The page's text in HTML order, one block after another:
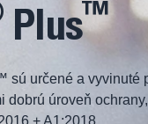
Plus™
určené a vyvinuté
úroveň
+ A1:2018.